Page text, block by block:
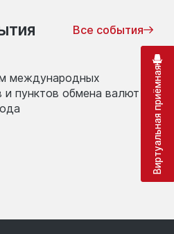
Все события
международных
пунктов обмена валют
Виртуальная приёмная